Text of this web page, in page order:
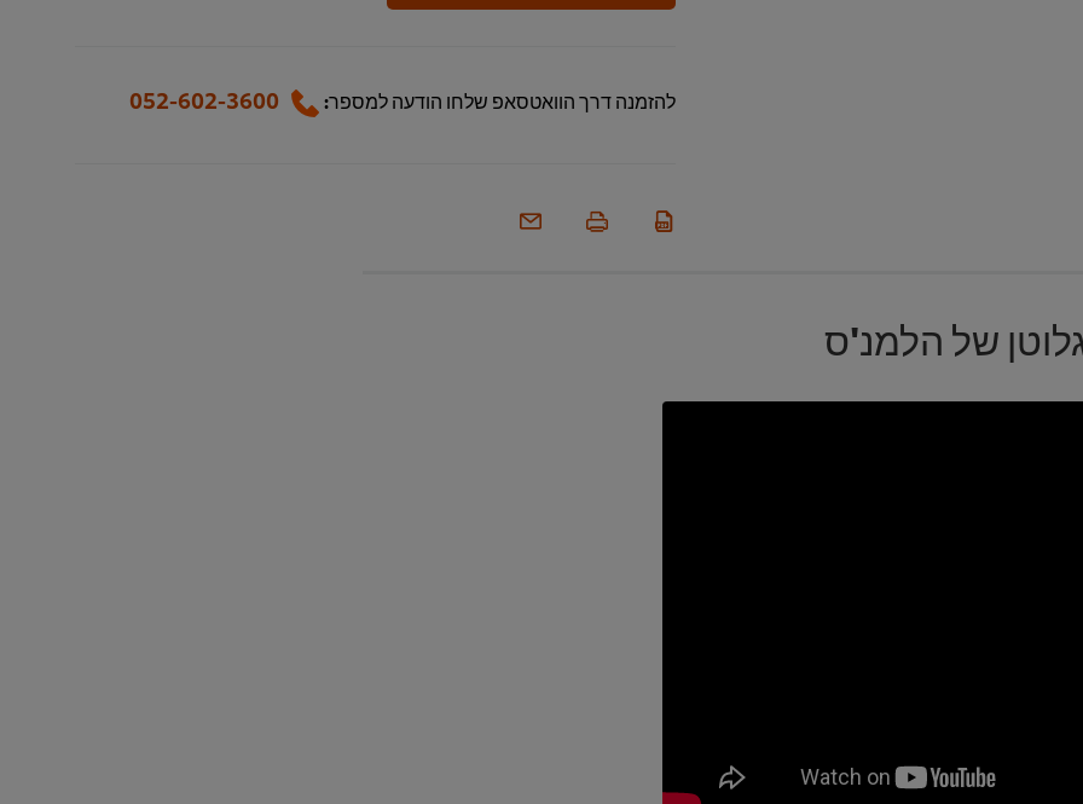
להזמנה דרך הוואטסאפ שלחו הודעה למספר: 052-602-3600
של הלמנ'ס